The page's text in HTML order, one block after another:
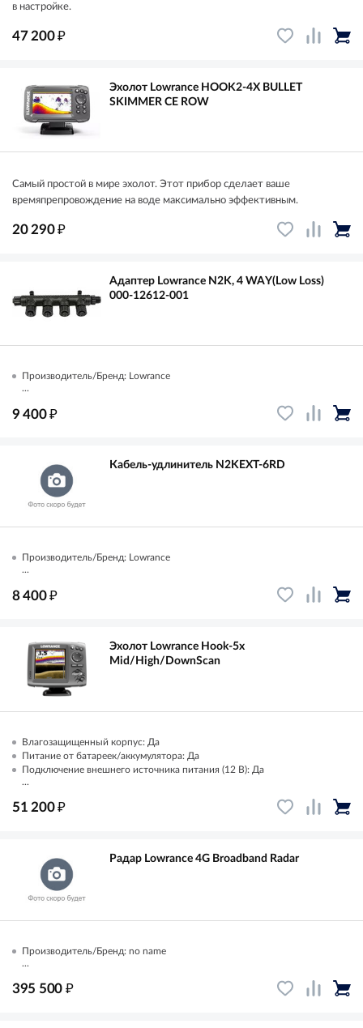
в настройке.
47 200₽
Эхолот Lowrance HOOK2-4X BULLET
SKIMMER CE ROW
Самый простой в мире эхолот. Этот прибор сделает ваше
времяпрепровождение на воде максимально эффективным.
20 290₽
Адаптер Lowrance N2K, 4 WAY(Low Loss)
000-12612-001
Производитель/Бренд: Lowrance
...
9 400₽
Кабель-удлинитель N2KEXT-6RD
Производитель/Бренд: Lowrance
...
8 400₽
Эхолот Lowrance Hook-5x
Mid/High/DownScan
Влагозащищенный корпус: Да
Питание от батареек/аккумулятора: Да
Подключение внешнего источника питания (12 В): Да
...
51 200₽
Радар Lowrance 4G Broadband Radar
Производитель/Бренд: no name
...
395 500 ₽